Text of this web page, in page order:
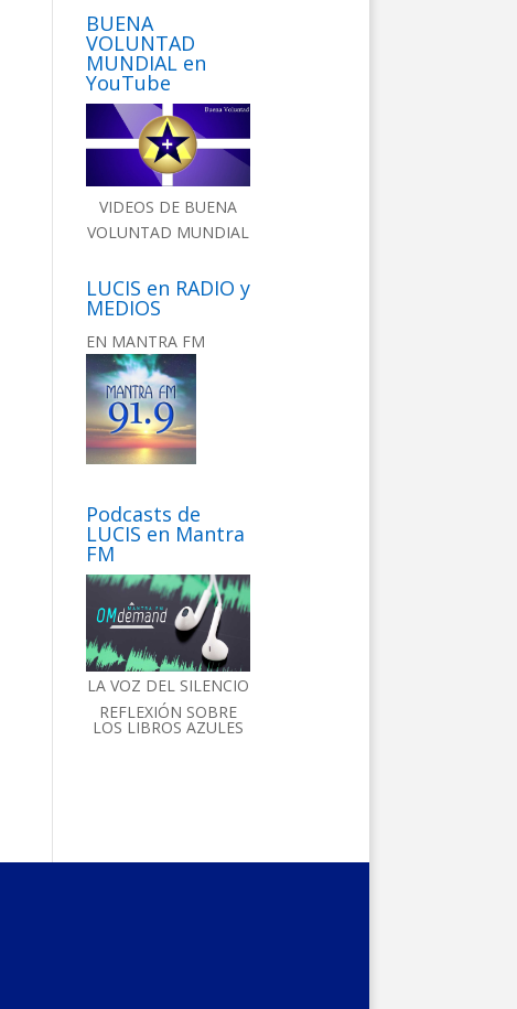
BUENA
VOLUNTAD
MUNDIAL en
YouTube
VIDEOS DE BUENA
VOLUNTAD MUNDIAL
LUCIS en RADIO y
MEDIOS
EN MANTRA FM
Podcasts de
LUCIS en Mantra
FM
LA VOZ DEL SILENCIO
REFLEXIÓN SOBRE
LOS LIBROS AZULES